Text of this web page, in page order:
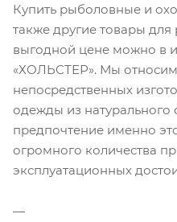
Купить рыболовные и
также другие товары
выгодной цене можно в
«ХОЛЬСТЕР». Мы
непосредственных
одежды из натурального
предпочтение именно
огромного количества
эксплуатационных